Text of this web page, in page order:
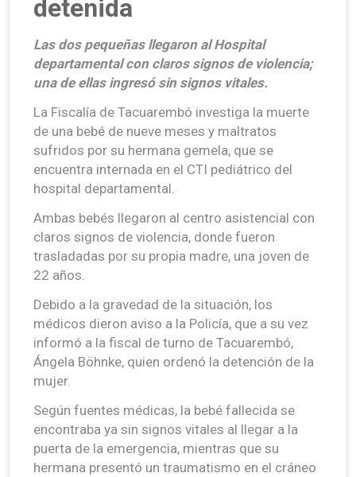
detenida
Las dos pequeñas llegaron al Hospital
departamental con claros signos de violencia;
una de ellas ingresó sin signos vitales.
La Fiscalía de Tacuarembó investiga la muerte
de una bebé de nueve meses y maltratos
sufridos por su hermana gemela, que se
encuentra internada en el CTI pediátrico del
hospital departamental.
Ambas bebés llegaron al centro asistencial con
claros signos de violencia, donde fueron
trasladadas por su propia madre, una joven de
22 años.
Debido a la gravedad de la situación, los
médicos dieron aviso a la Policía, que a su vez
informó a la fiscal de turno de Tacuarembó,
Ángela Böhnke, quien ordenó la detención de la
mujer.
Según fuentes médicas, la bebé fallecida se
encontraba ya sin signos vitales al llegar a la
puerta de la emergencia, mientras que su
hermana presentó un traumatismo en el cráneo